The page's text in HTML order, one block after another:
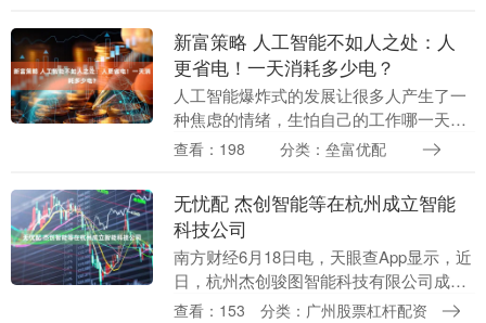
直接把....
新富策略 人工智能不如人之处：人
更省电！一天消耗多少电？
人工智能爆炸式的发展让很多人产生了一
种焦虑的情绪，生怕自己的工作哪一天就
被人工智能所取代了。 未来的事情谁也说
进步到何种程度....
查看：198 分类：垒富优配
无忧配 杰创智能等在杭州成立智能
科技公司
南方财经6月18日电，天眼查App显示，近
日，杭州杰创骏图智能科技有限公司成
立，法定代表人为许可，注册资本500万
查看：153 分类：广州股票杠杆配资